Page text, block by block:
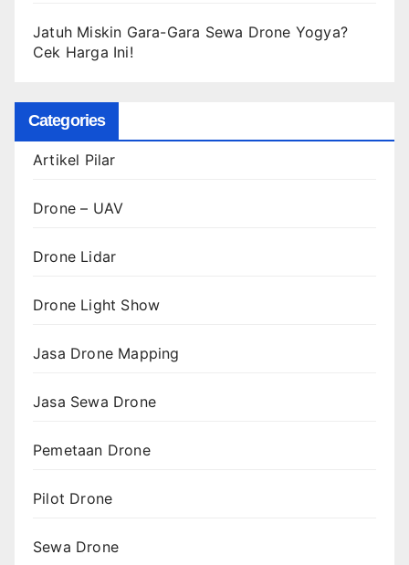
Jatuh Miskin Gara-Gara Sewa Drone Yogya?
Cek Harga Ini!
Categories
Artikel Pilar
Drone – UAV
Drone Lidar
Drone Light Show
Jasa Drone Mapping
Jasa Sewa Drone
Pemetaan Drone
Pilot Drone
Sewa Drone